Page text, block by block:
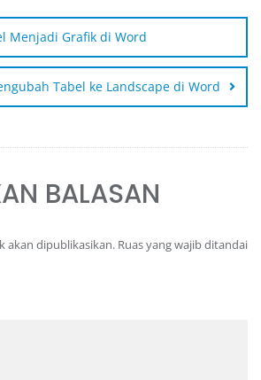
Menjadi Grafik di Word
Tabel ke Landscape di Word
BALASAN
akan dipublikasikan. Ruas yang wajib ditandai